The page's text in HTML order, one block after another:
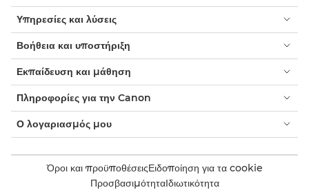
Υπηρεσίες και λύσεις
Βοήθεια και υποστήριξη
Εκπαίδευση και μάθηση
Πληροφορίες για την Canon
Ο λογαριασμός μου
Όροι και προϋποθέσειςΕιδοποίηση για τα cookie
ΠροσβασιμότηταΙδιωτικότητα